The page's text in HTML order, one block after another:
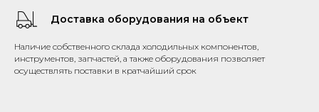
Доставка оборудования на объект
Наличие собственного склада холодильных компонентов,
инструментов, запчастей, а также оборудования позволяет
осуществлять поставки в кратчайший срок